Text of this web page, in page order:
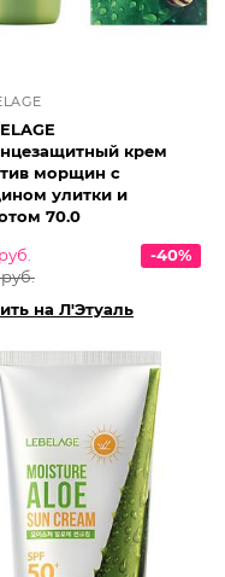
крем
морщин с
улитки и
70.0
-40%
на Л'Этуаль